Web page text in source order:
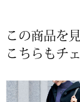
ルメールオマー
この商品を
こちらもチ